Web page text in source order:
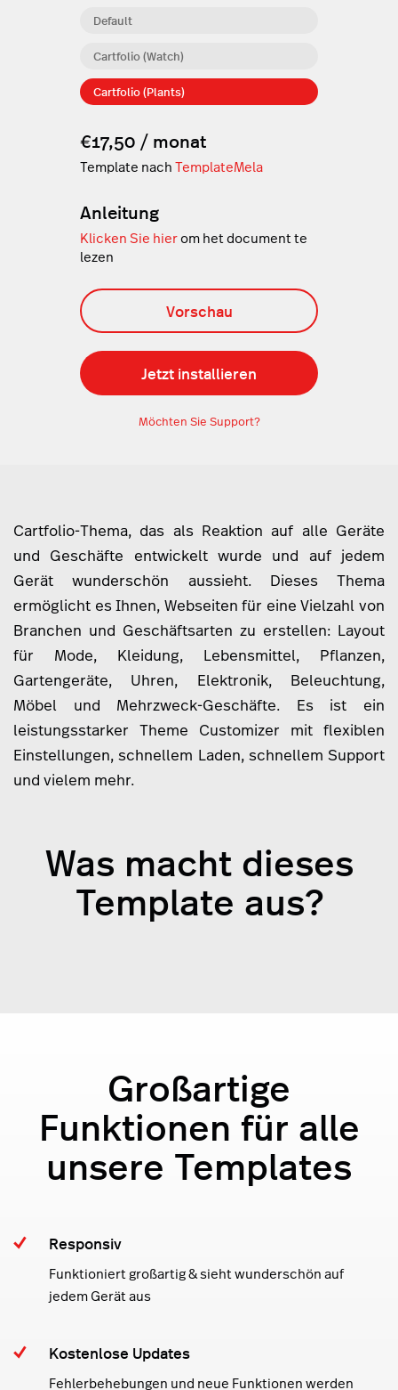
Default
Cartfolio (Watch)
Cartfolio (Plants)
€17,50 / monat
Template nach TemplateMela
Anleitung
Klicken Sie hierom het document te
lezen
Vorschau
Jetzt installieren
Möchten Sie Support?
Cartfolio-Thema, das als Reaktion auf alle Geräte
und Geschäfte entwickelt wurde und auf jedem
Gerät wunderschön aussieht. Dieses Thema
ermöglicht es Ihnen, Webseiten für eine Vielzahl von
Branchen und Geschäftsarten zu erstellen: Layout
für Mode, Kleidung, Lebensmittel, Pflanzen,
Gartengeräte, Uhren, Elektronik, Beleuchtung,
Möbel und Mehrzweck-Geschäfte. Es ist ein
leistungsstarker Theme Customizer mit flexiblen
Einstellungen, schnellem Laden, schnellem Support
und vielem mehr.
Was macht dieses
Template aus?
Großartige
Funktionen für alle
unsere Templates
Responsiv
Funktioniert großartig & sieht wunderschön auf
jedem Gerät aus
Kostenlose Updates
Fehlerbehebungen und neue Funktionen werden